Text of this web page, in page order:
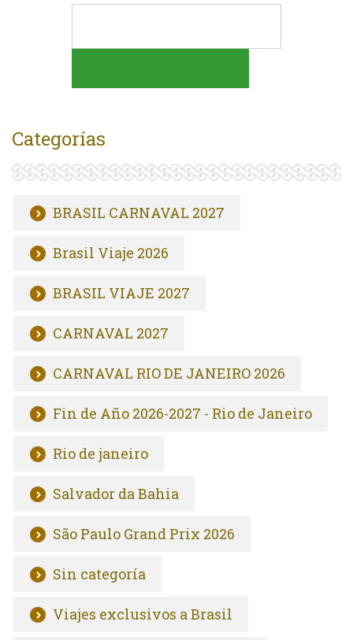
Categorías
BRASIL CARNAVAL 2027
Brasil Viaje 2026
BRASIL VIAJE 2027
CARNAVAL 2027
CARNAVAL RIO DE JANEIRO 2026
Fin de Año 2026-2027 - Rio de Janeiro
Rio de janeiro
Salvador da Bahia
São Paulo Grand Prix 2026
Sin categoría
Viajes exclusivos a Brasil